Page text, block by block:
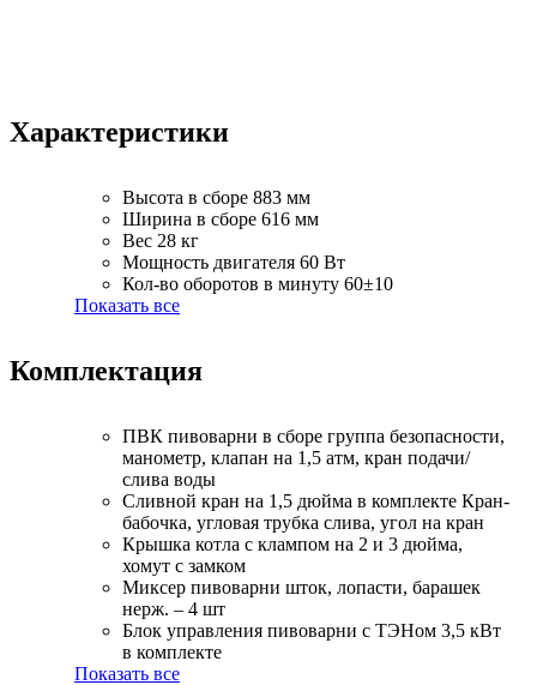
Характеристики
Высота в сборе 883 мм
Ширина в сборе 616 мм
Вес 28 кг
Мощность двигателя 60 Вт
Кол-во оборотов в минуту 60±10
Показать все
Комплектация
ПВК пивоварни в сборе группа безопасности,
манометр, клапан на 1,5 атм, кран подачи/
слива воды
Сливной кран на 1,5 дюйма в комплекте Кран-
бабочка, угловая трубка слива, угол на кран
Крышка котла с клампом на 2 и 3 дюйма,
хомут с замком
Миксер пивоварни шток, лопасти, барашек
нерж. – 4 шт
Блок управления пивоварни с ТЭНом 3,5 кВт
в комплекте
Показать все